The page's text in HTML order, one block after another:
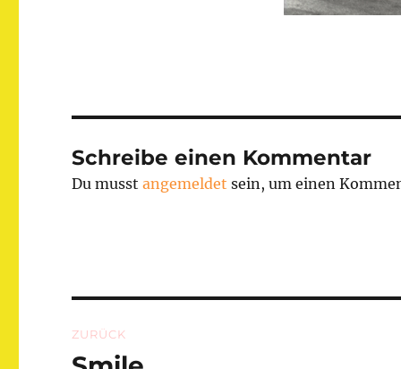
Schreibe einen Kommentar
Du musstangemeldet sein, um einen
ZURÜCK
Vorheriger